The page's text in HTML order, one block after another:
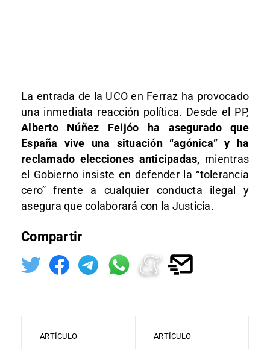
La entrada de la UCO en Ferraz ha provocado
una inmediata reacción política. Desde el PP,
Alberto Núñez Feijóo ha asegurado que
España vive una situación “agónica” y ha
reclamado elecciones anticipadas, mientras
el Gobierno insiste en defender la “tolerancia
cero” frente a cualquier conducta ilegal y
asegura que colaborará con la Justicia.
Compartir
ARTÍCULO
ARTÍCULO